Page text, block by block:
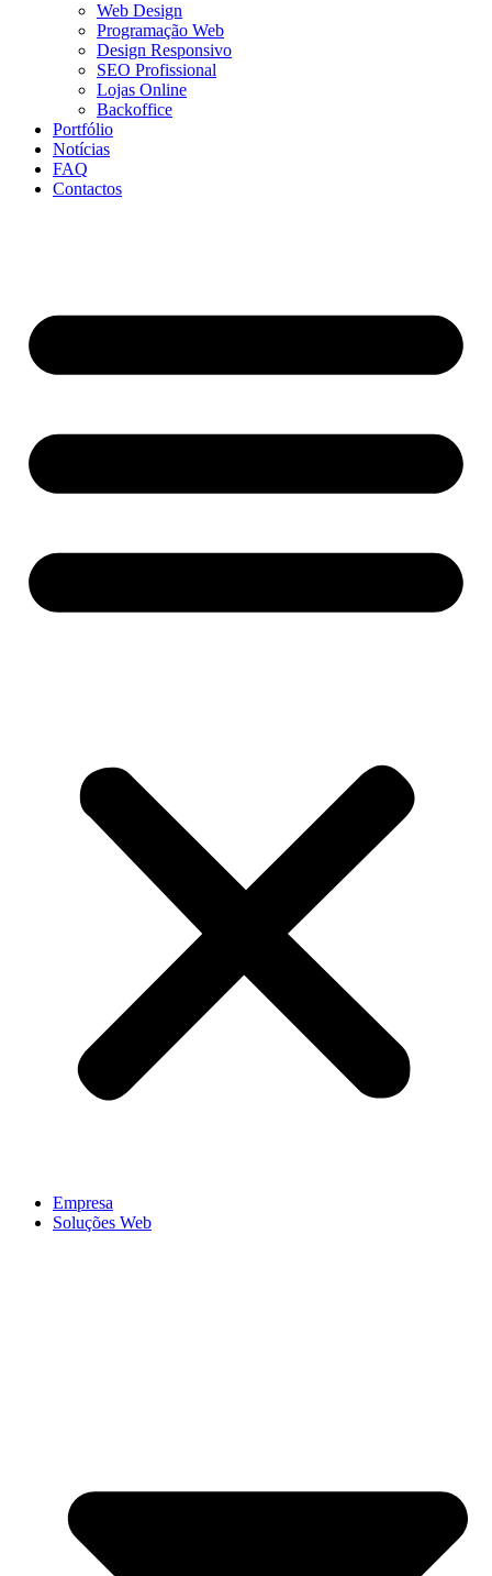
Web Design
Programação Web
Design Responsivo
SEO Profissional
Lojas Online
Backoffice
Portfólio
Notícias
FAQ
Contactos
Empresa
Soluções Web